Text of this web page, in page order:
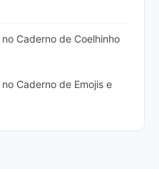
Caderno de Coelhinho
Caderno de Emojis e